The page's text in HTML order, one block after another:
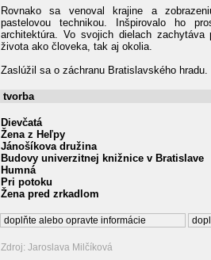
Rovnako sa venoval krajine a
pastelovou technikou. Inšpirovalo ho
architektúra. Vo svojich dielach zachytáva
života ako človeka, tak aj okolia.
Zaslúžil sa o záchranu Bratislavského hradu.
tvorba
Dievčatá
Žena z Heľpy
Jánošíkova družina
Budovy univerzitnej knižnice v Bratislave
Humná
Pri potoku
Žena pred zrkadlom
doplňte alebo opravte informácie
Zdroj: Jaroslava Milčíková